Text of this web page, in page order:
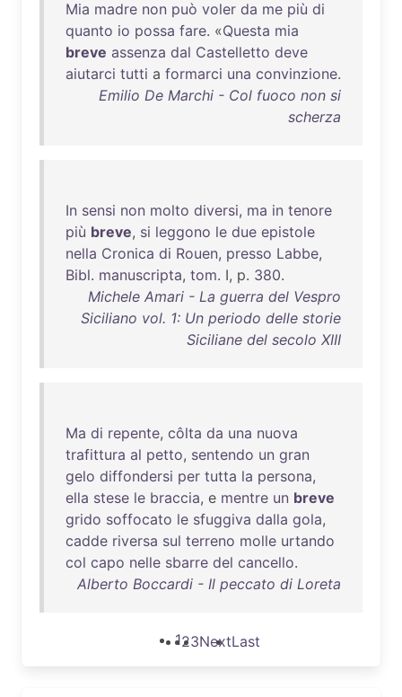
Mia madre non può voler da me più di
quanto io possa fare. «Questa mia
breve assenza dal Castelletto deve
aiutarci tutti a formarci una convinzione.
Emilio De Marchi - Col fuoco non si
scherza
In sensi non molto diversi, ma in tenore
più breve, si leggono le due epistole
nella Cronica di Rouen, presso Labbe,
Bibl. manuscripta, tom. I, p. 380.
Michele Amari - La guerra del Vespro
Siciliano vol. 1: Un periodo delle storie
Siciliane del secolo XIII
Ma di repente, côlta da una nuova
trafittura al petto, sentendo un gran
gelo diffondersi per tutta la persona,
ella stese le braccia, e mentre un breve
grido soffocato le sfuggiva dalla gola,
cadde riversa sul terreno molle urtando
col capo nelle sbarre del cancello.
Alberto Boccardi - Il peccato di Loreta
123NextLast